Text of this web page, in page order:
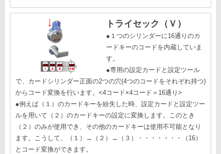
トライセック（Ｖ）
●１つのシリンダーに16通りのカ
ードキーのコードを内蔵していま
す。
●専用の設定カードと設定ツール
で、カードシリンダー正面の2つの穴(4つのコードをそれぞれ持つ)
からコード変換を行います。<4コード×4コード＝16通り>
●例えば（１）のカードキーを紛失した時、設定カードと設定ツー
ルを用いて（２）のカードキーの設定に変換します。このとき
（２）のみが使用でき、その他のカードキーは使用不可能となり
ます。こうして、（１）→（２）→（３）・・・・・・・（16）
とコード変換ができます。